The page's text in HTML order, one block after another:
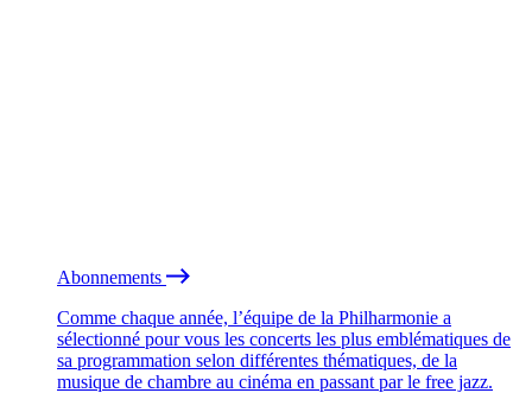
Abonnements
Comme chaque année, l’équipe de la Philharmonie a
sélectionné pour vous les concerts les plus emblématiques de
sa programmation selon différentes thématiques, de la
musique de chambre au cinéma en passant par le free jazz.